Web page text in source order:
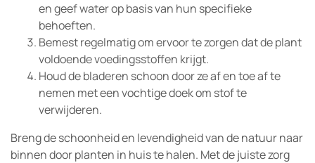
en geef water op basis van hun specifieke
behoeften.
Bemest regelmatig om ervoor te zorgen dat de plant
voldoende voedingsstoffen krijgt.
Houd de bladeren schoon door ze af en toe af te
nemen met een vochtige doek om stof te
verwijderen.
Breng de schoonheid en levendigheid van de natuur naar
binnen door planten in huis te halen. Met de juiste zorg